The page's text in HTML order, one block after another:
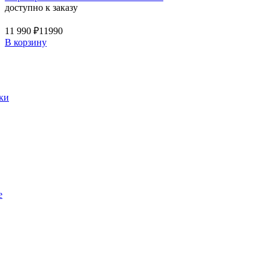
доступно к заказу
11 990 ₽11990
В корзину